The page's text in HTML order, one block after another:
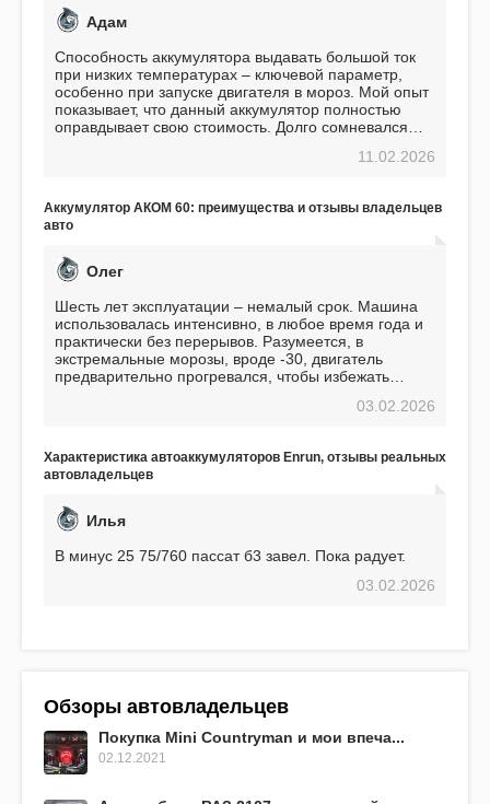
Адам
Способность аккумулятора выдавать большой ток
при низких температурах – ключевой параметр,
особенно при запуске двигателя в мороз. Мой опыт
показывает, что данный аккумулятор полностью
оправдывает свою стоимость. Долго сомневался
пожалел. Считаю, что это отличное вложение,11.02.2026
Аккумулятор АКОМ 60: преимущества и отзывы владельцев
авто
Олег
Шесть лет эксплуатации – немалый срок. Машина
использовалась интенсивно, в любое время года и
практически без перерывов. Разумеется, в
экстремальные морозы, вроде -30, двигатель
предварительно прогревался, чтобы избежать
использования не было ни единой поломки,
EFB 75. Судя по характеристикам, он даже
превосходит предыдущую модель.
03.02.2026
Характеристика автоаккумуляторов Enrun, отзывы реальных
автовладельцев
Илья
В минус 25 75/760 пассат б3 завел. Пока радует.
03.02.2026
Обзоры автовладельцев
Покупка Mini Countryman и мои впеча...
02.12.2021